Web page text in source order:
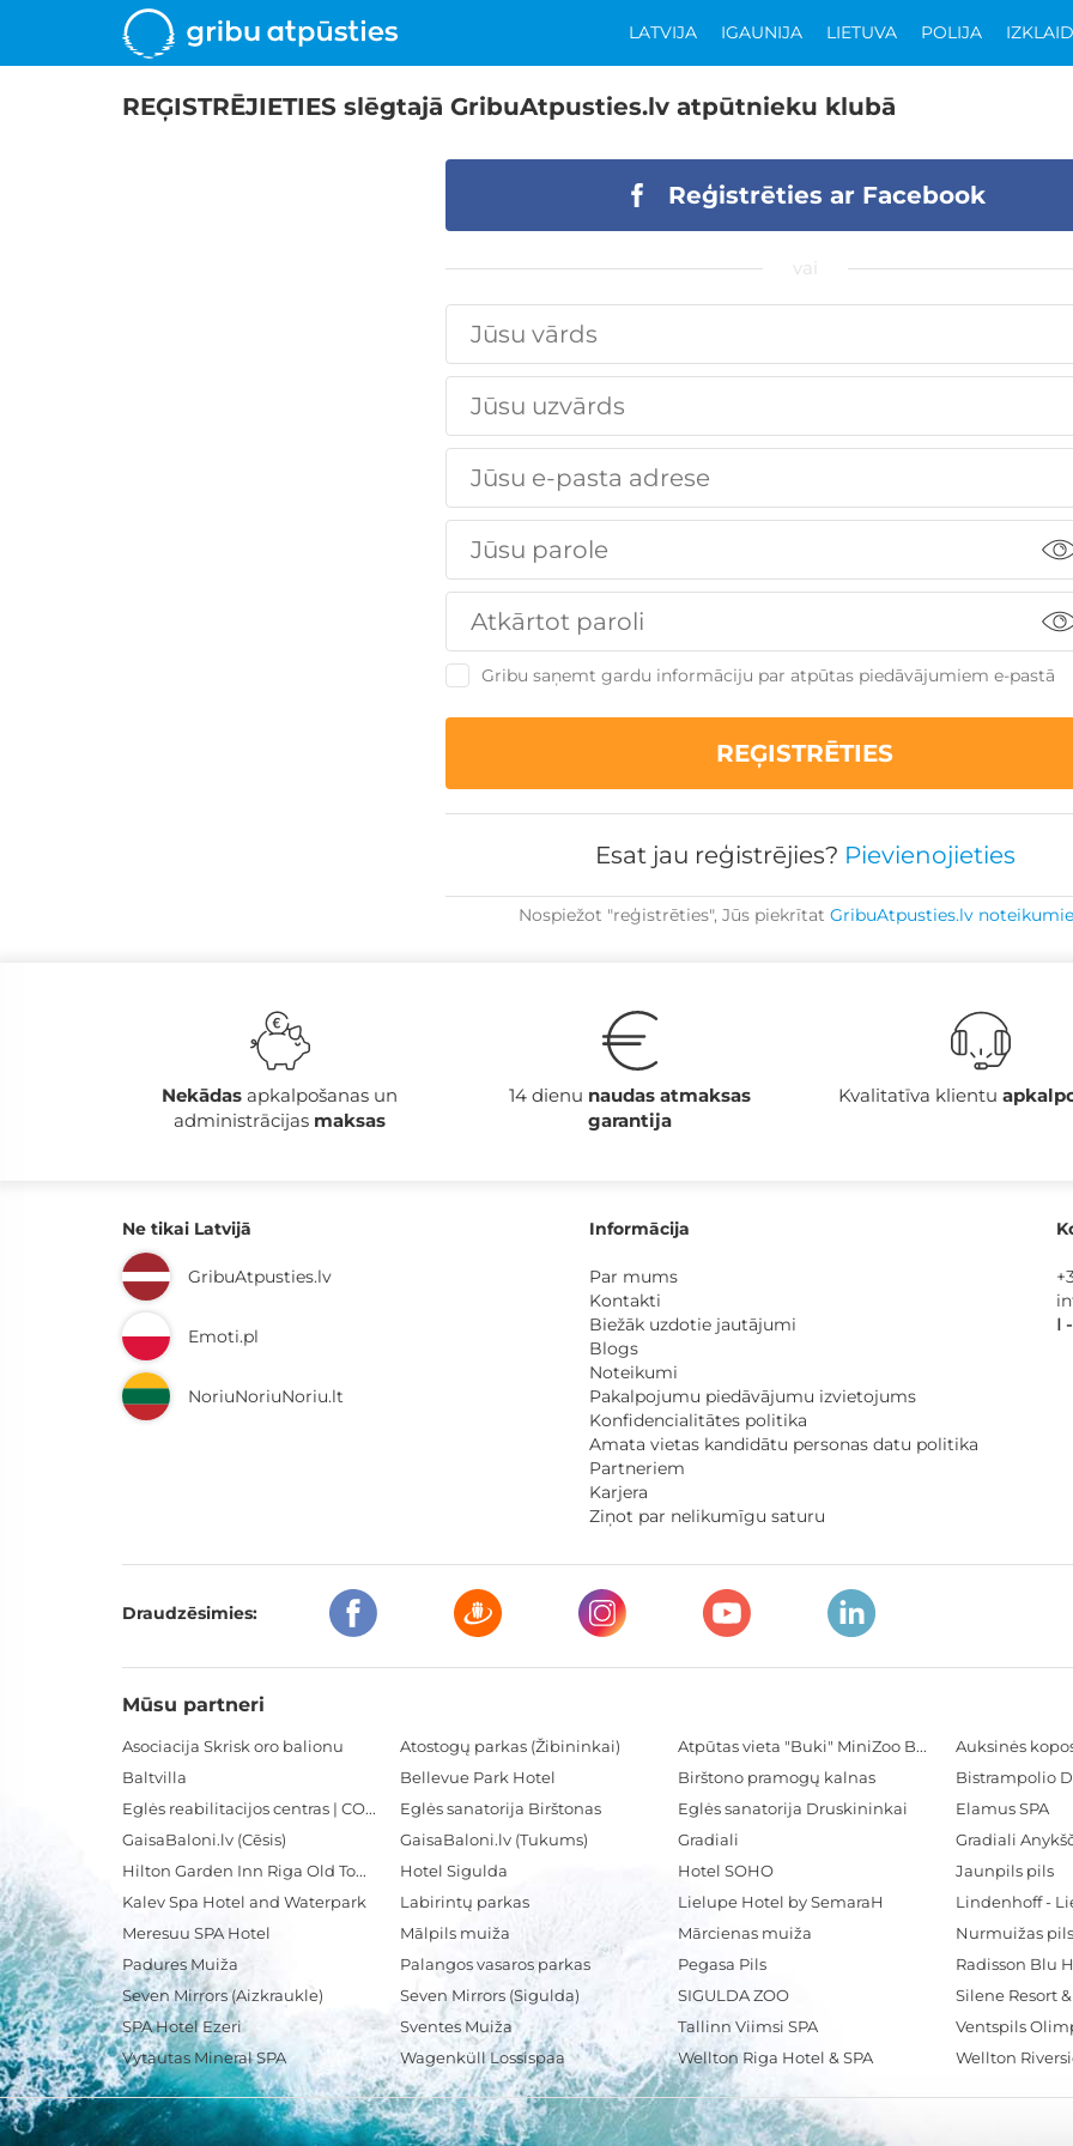
LATVIJA IGAUNIJA LIETUVA POLIJA
REĢISTRĒJIETIES slēgtajā GribuAtpusties.lv atpūtnieku klubā
Reģistrēties ar Facebook
vai
Gribu saņemt gardu informāciju par atpūtas piedāvājumiem e-pastā
Esat jau reģistrējies? Pievienojieties
Nospiežot "reģistrēties", Jūs piekrītat GribuAtpusties.lv
Nekādasapkalpošanas un
administrācijas maksas
14 dienu naudas atmaksas
garantija
Kvalitatīva klientu
Ne tikai Latvijā
GribuAtpusties.lv
Emoti.pl
NoriuNoriuNoriu.lt
Informācija
Par mums
Kontakti
Biežāk uzdotie jautājumi
Blogs
Noteikumi
Pakalpojumu piedāvājumu izvietojums
Konfidencialitātes politika
Amata vietas kandidātu personas datu politika
Partneriem
Karjera
Ziņot par nelikumīgu saturu
I
Draudzēsimies:
Mūsu partneri
Asociacija Skrisk oro balionu Atostogų parkas (Žibininkai) Atpūtas vieta "Buki" MiniZoo BUKS
Auksinės
Baltvilla
Bellevue Park Hotel Birštono pramogų kalnas
Bistrampolio
Eglės reabilitacijos centras | CORE
Eglės sanatorija Birštonas Eglės sanatorija Druskininkai
Elamus SPA
GaisaBaloni.lv (Cēsis)
GaisaBaloni.lv (Tukums) Gradiali
Gradiali
Hilton Garden Inn Riga Old Town
Hotel Sigulda Hotel SOHO
Jaunpils pils
Kalev Spa Hotel and Waterpark
Labirintų parkas Lielupe Hotel by SemaraH
Lindenhoff -
Meresuu SPA Hotel
Mālpils muiža Mārcienas muiža
Nurmuižas pils
Padures Muiža
Palangos vasaros parkas
Pegasa Pils
Seven Mirrors (Aizkraukle)
Seven Mirrors (Sigulda) SIGULDA ZOO
Silene Resort &
SPA Hotel Ezeri
Sventes Muiža
Tallinn Viimsi SPA
Vytautas Mineral SPA
Wagenküll Lossispaa Wellton Riga Hotel & SPA Wellton